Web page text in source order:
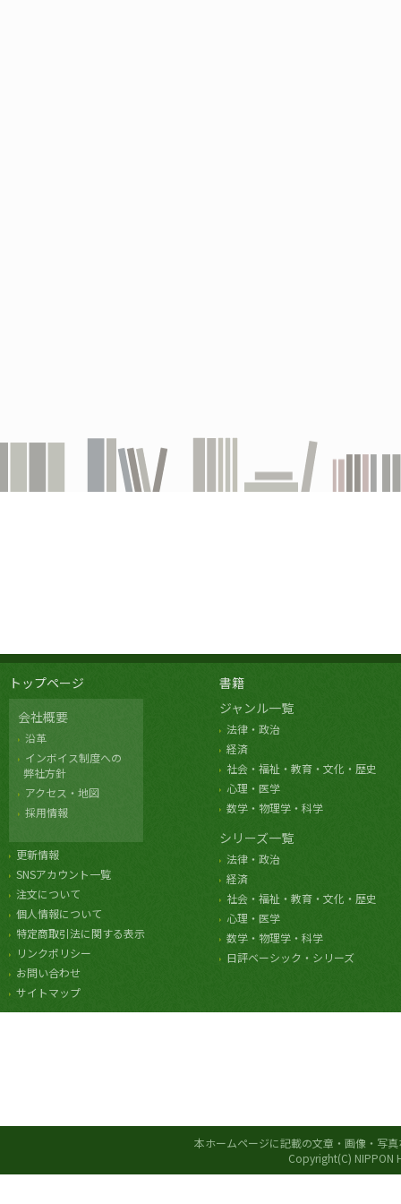
トップページ
会社概要
沿革
インボイス制度への
弊社方針
アクセス・地図
採用情報
更新情報
SNSアカウント一覧
注文について
個人情報について
特定商取引法に関する表示
リンクポリシー
お問い合わせ
サイトマップ
書籍
ジャンル一覧
法律・政治
経済
社会・福祉・教育・文化・歴史
心理・医学
数学・物理学・科学
シリーズ一覧
法律・政治
経済
社会・福祉・教育・文化・歴史
心理・医学
数学・物理学・科学
日評ベーシック・シリーズ
本ホームページに記載の文章・画像・写
Copyright(C) NIPPON